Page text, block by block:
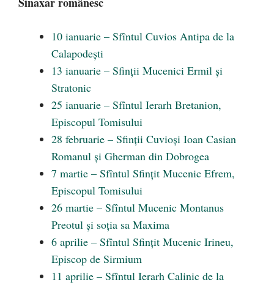
10 ianuarie – Sfîntul Cuvios Antipa de la
Calapodești
13 ianuarie – Sfinții Mucenici Ermil și
Stratonic
25 ianuarie – Sfîntul Ierarh Bretanion,
Episcopul Tomisului
28 februarie – Sfinții Cuvioși Ioan Casian
Romanul și Gherman din Dobrogea
7 martie – Sfîntul Sfințit Mucenic Efrem,
Episcopul Tomisului
26 martie – Sfîntul Mucenic Montanus
Preotul și soția sa Maxima
6 aprilie – Sfîntul Sfințit Mucenic Irineu,
Episcop de Sirmium
11 aprilie – Sfîntul Ierarh Calinic de la